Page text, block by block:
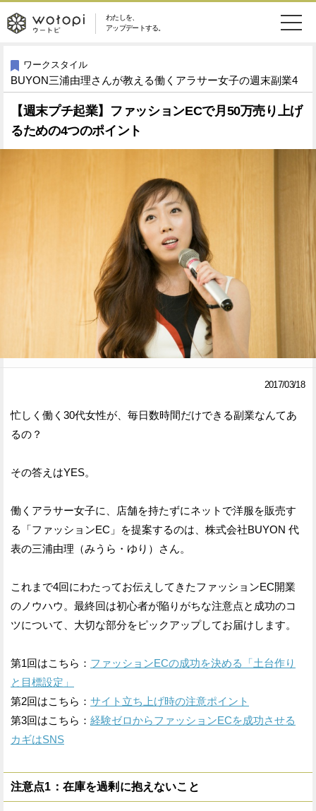
わたしを、
アップデートする。
wotopi
-
ウ
ー
メ
ニ
ー
恋愛・結婚
美容・コスメ 妊娠・出産
健康
ウートピとは？
Facebook
ェ
す
ェ
ワークスタイル
BUYON三浦由理さんが教える働くアラサー女子の週末副業4
【週末プチ起業】ファッションECで月50万売り上げ
るための4つのポイント
2017/03/18
忙しく働く30代女性が、毎日数時間だけできる副業なんてあ
るの？
その答えはYES。
働くアラサー女子に、店舗を持たずにネットで洋服を販売す
る「ファッションEC」を提案するのは、株式会社BUYON 代
表の三浦由理（みうら・ゆり）さん。
これまで4回にわたってお伝えしてきたファッションEC開業
のノウハウ。最終回は初心者が陥りがちな注意点と成功のコ
ツについて、大切な部分をピックアップしてお届けします。
第1回はこちら： ファッションECの成功を決める「土台作り
と目標設定」
第2回はこちら： サイト立ち上げ時の注意ポイント
第3回はこちら： 経験ゼロからファッションECを成功させる
カギはSNS
注意点1：在庫を過剰に抱えないこと